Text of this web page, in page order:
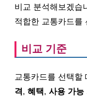
비교 분석해보겠습
적합한 교통카드를
비교 기준
교통카드를 선택할
격, 혜택, 사용 가능